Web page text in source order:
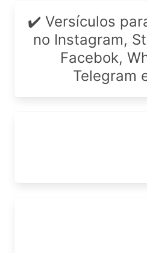
✔️ Versículos
no Instagram,
Facebok,
Telegram